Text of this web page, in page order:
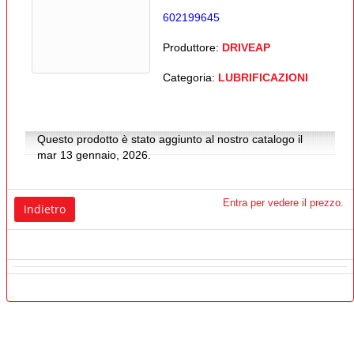
602199645
Produttore: DRIVEAP
Categoria: LUBRIFICAZIONI
Questo prodotto è stato aggiunto al nostro catalogo il
mar 13 gennaio, 2026.
Indietro Entra per vedere il prezzo.